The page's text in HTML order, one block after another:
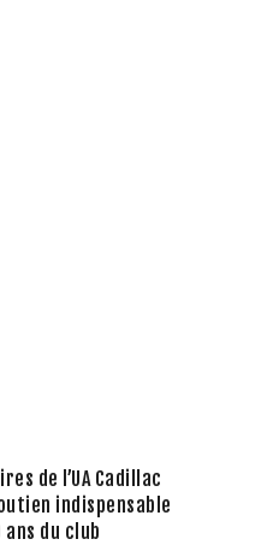
de l’UA Cadillac
indispensable
du club